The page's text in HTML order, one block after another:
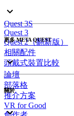
Quest 3S
Quest 3
Quest 2（翻新版）
相關配件
頭戴式裝置比較
更多 META QUEST
論壇
部落格
推介方案
VR for Good
關於